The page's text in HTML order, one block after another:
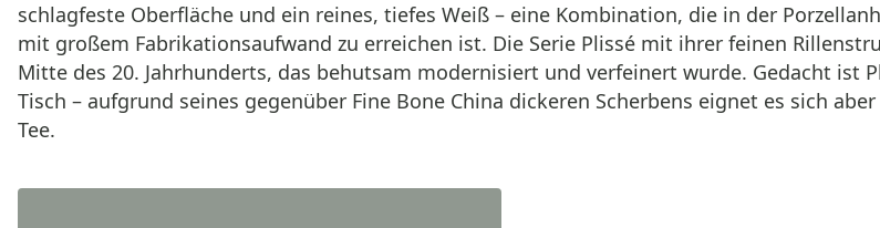
schlagfeste Oberfläche und ein reines, tiefes Weiß – eine Kombination, die in der
mit großem Fabrikationsaufwand zu erreichen ist. Die Serie Plissé mit ihrer feinen
Mitte des 20. Jahrhunderts, das behutsam modernisiert und verfeinert wurde. Gedacht ist
Tisch – aufgrund seines gegenüber Fine Bone China dickeren Scherbens eignet es sich
Tee.